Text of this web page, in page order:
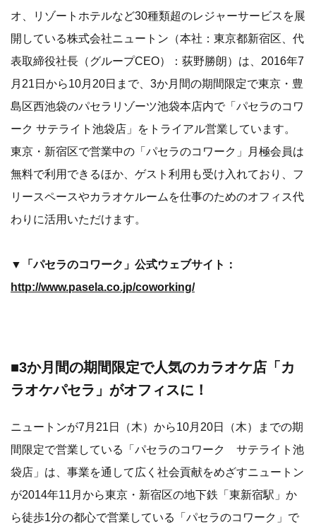
オ、リゾートホテルなど30種類超のレジャーサービスを展
開している株式会社ニュートン（本社：東京都新宿区、代
表取締役社長（グループCEO）：荻野勝朗）は、2016年7
月21日から10月20日まで、3か月間の期間限定で東京・豊
島区西池袋のパセラリゾーツ池袋本店内で「パセラのコワ
ーク サテライト池袋店」をトライアル営業しています。
東京・新宿区で営業中の「パセラのコワーク」月極会員は
無料で利用できるほか、ゲスト利用も受け入れており、フ
リースペースやカラオケルームを仕事のためのオフィス代
わりに活用いただけます。
▼「パセラのコワーク」公式ウェブサイト：
http://www.pasela.co.jp/coworking/
■3か月間の期間限定で人気のカラオケ店「カ
ラオケパセラ」がオフィスに！
ニュートンが7月21日（木）から10月20日（木）までの期
間限定で営業している「パセラのコワーク サテライト池
袋店」は、事業を通して広く社会貢献をめざすニュートン
が2014年11月から東京・新宿区の地下鉄「東新宿駅」か
ら徒歩1分の都心で営業している「パセラのコワーク」で